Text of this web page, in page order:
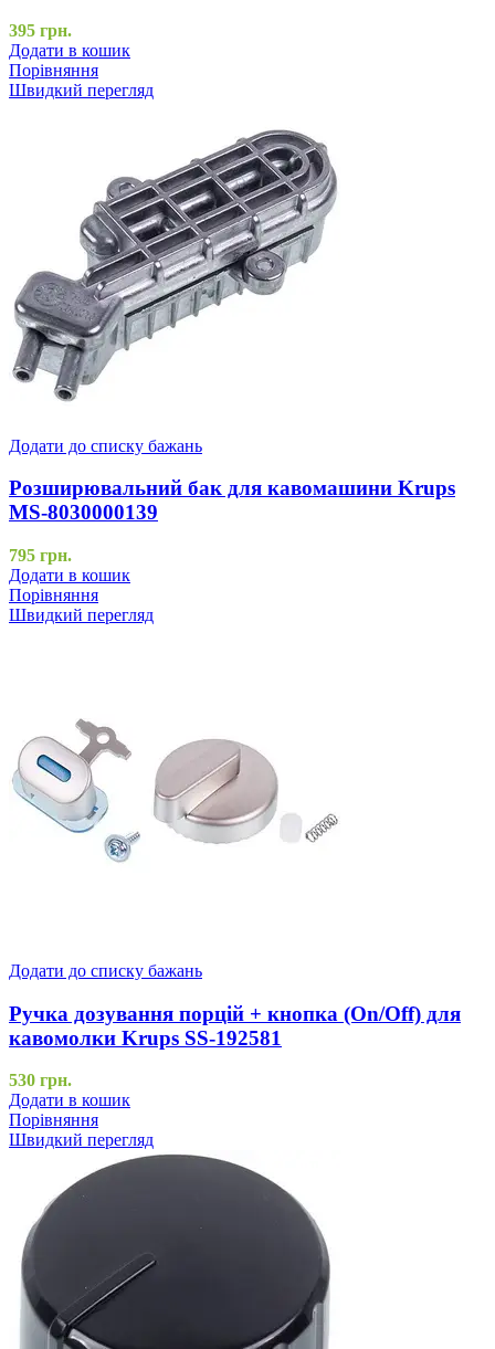
395 грн.
Додати в кошик
Порівняння
Швидкий перегляд
Додати до списку бажань
Розширювальний бак для кавомашини Krups
MS-8030000139
795 грн.
Додати в кошик
Порівняння
Швидкий перегляд
Додати до списку бажань
Ручка дозування порцій + кнопка (On/Off) для
кавомолки Krups SS-192581
530 грн.
Додати в кошик
Порівняння
Швидкий перегляд